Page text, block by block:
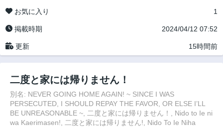
お気に入り 1
掲載時期 2024/04/12 07:52
更新 15時間前
二度と家には帰りません！
別名: NEVER GOING HOME AGAIN! ~ SINCE I WAS
PERSECUTED, I SHOULD REPAY THE FAVOR, OR ELSE I’LL
BE UNREASONABLE ~, 二度と家には帰りません！, Nido to Ie ni
wa Kaerimasen!, 二度と家には帰りません!, Nido To Ie Niha